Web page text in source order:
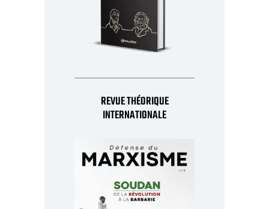
REVUE THÉORIQUE
INTERNATIONALE